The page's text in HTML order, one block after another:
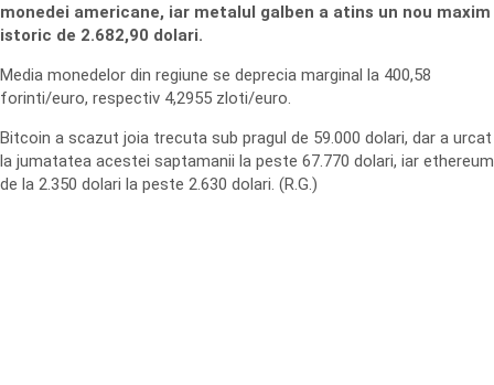
monedei americane, iar metalul galben a atins un nou maxim
istoric de 2.682,90 dolari.
Media monedelor din regiune se deprecia marginal la 400,58
forinti/euro, respectiv 4,2955 zloti/euro.
Bitcoin a scazut joia trecuta sub pragul de 59.000 dolari, dar a urcat
la jumatatea acestei saptamanii la peste 67.770 dolari, iar ethereum
de la 2.350 dolari la peste 2.630 dolari. (R.G.)